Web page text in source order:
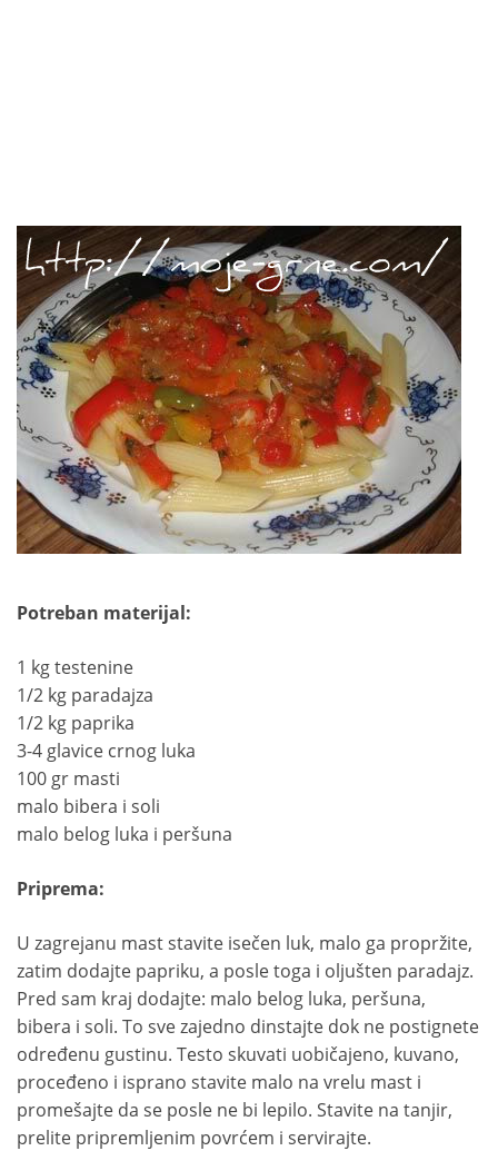
Potreban materijal:
1 kg testenine
1/2 kg paradajza
1/2 kg paprika
3-4 glavice crnog luka
100 gr masti
malo bibera i soli
malo belog luka i peršuna
Priprema:
U zagrejanu mast stavite isečen luk, malo ga propržite,
zatim dodajte papriku, a posle toga i oljušten paradajz.
Pred sam kraj dodajte: malo belog luka, peršuna,
bibera i soli. To sve zajedno dinstajte dok ne postignete
određenu gustinu. Testo skuvati uobičajeno, kuvano,
proceđeno i isprano stavite malo na vrelu mast i
promešajte da se posle ne bi lepilo. Stavite na tanjir,
prelite pripremljenim povrćem i servirajte.